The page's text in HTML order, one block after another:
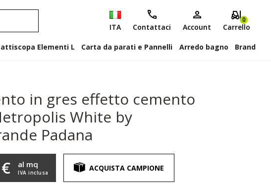
ITA Contattaci Account
0
Carrello
Gradoni Battiscopa Elementi L Carta da parati e Pannelli Arredo bagno Brand
in gres effetto cemento
White by
Padana
IVA inclusa
al mq ACQUISTA CAMPIONE